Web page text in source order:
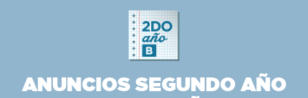
ANUNCIOS SEGUNDO AÑO